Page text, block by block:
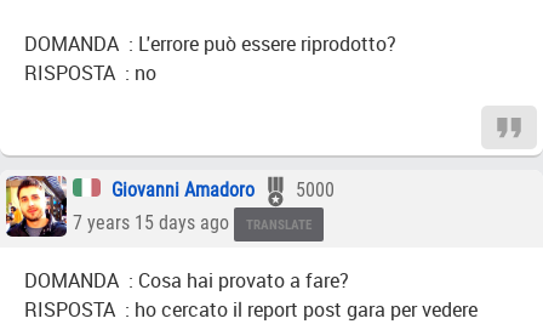
DOMANDA : L'errore può essere riprodotto?
RISPOSTA : no
Giovanni Amadoro
5000
7 years 15 days ago
TRANSLATE
DOMANDA : Cosa hai provato a fare?
RISPOSTA : ho cercato il report post gara per vedere